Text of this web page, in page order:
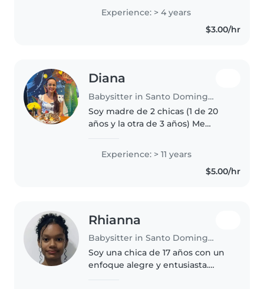
paciencia, me gusta compartir
con ellos, jugar y sobre todo me
Experience: > 4 years
$3.00/hr
Diana
Babysitter in Santo Domingo de los Colorados
Soy madre de 2 chicas (1 de 20
años y la otra de 3 años) Me
Experience: > 11 years
$5.00/hr
Rhianna
Babysitter in Santo Domingo de los Colorados
Soy una chica de 17 años con un
enfoque alegre y entusiasta.